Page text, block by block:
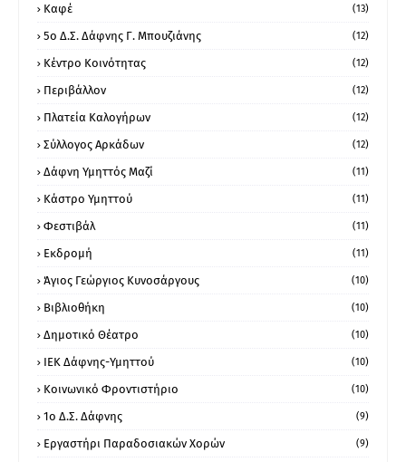
Καφέ (13)
5ο Δ.Σ. Δάφνης Γ. Μπουζιάνης (12)
Κέντρο Κοινότητας (12)
Περιβάλλον (12)
Πλατεία Καλογήρων (12)
Σύλλογος Αρκάδων (12)
Δάφνη Υμηττός Μαζί (11)
Κάστρο Υμηττού (11)
Φεστιβάλ (11)
Εκδρομή (11)
Άγιος Γεώργιος Κυνοσάργους (10)
Βιβλιοθήκη (10)
Δημοτικό Θέατρο (10)
ΙΕΚ Δάφνης-Υμηττού (10)
Κοινωνικό Φροντιστήριο (10)
1ο Δ.Σ. Δάφνης (9)
Εργαστήρι Παραδοσιακών Χορών (9)